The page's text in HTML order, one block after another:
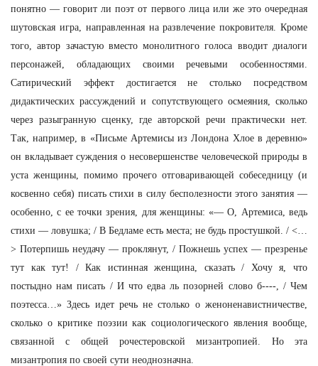
понятно — говорит ли поэт от первого лица или же это очередная
шутовская игра, направленная на развлечение покровителя. Кроме
того, автор зачастую вместо монолитного голоса вводит диалоги
персонажей, обладающих своими речевыми особенностями.
Сатирический эффект достигается не столько посредством
дидактических рассуждений и сопутствующего осмеяния, сколько
через разыгранную сценку, где авторской речи практически нет.
Так, например, в «Письме Артемисы из Лондона Хлое в деревню»
он вкладывает суждения о несовершенстве человеческой природы в
уста женщины, помимо прочего отговаривающей собеседницу (и
косвенно себя) писать стихи в силу бесполезности этого занятия —
особенно, с ее точки зрения, для женщины: «— О, Артемиса, ведь
стихи — ловушка; / В Бедламе есть места; не будь простушкой. / <…
> Потерпишь неудачу — проклянут, / Пожнешь успех — презренье
тут как тут! / Как истинная женщина, сказать / Хочу я, что
постыдно нам писать / И что едва ль позорней слово б----, / Чем
поэтесса…» Здесь идет речь не столько о женоненавистничестве,
сколько о критике поэзии как социологического явления вообще,
связанной с общей рочестеровской мизантропией. Но эта
мизантропия по своей сути неоднозначна.